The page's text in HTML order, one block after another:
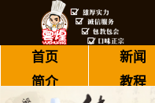
首页 新闻
简介
教程